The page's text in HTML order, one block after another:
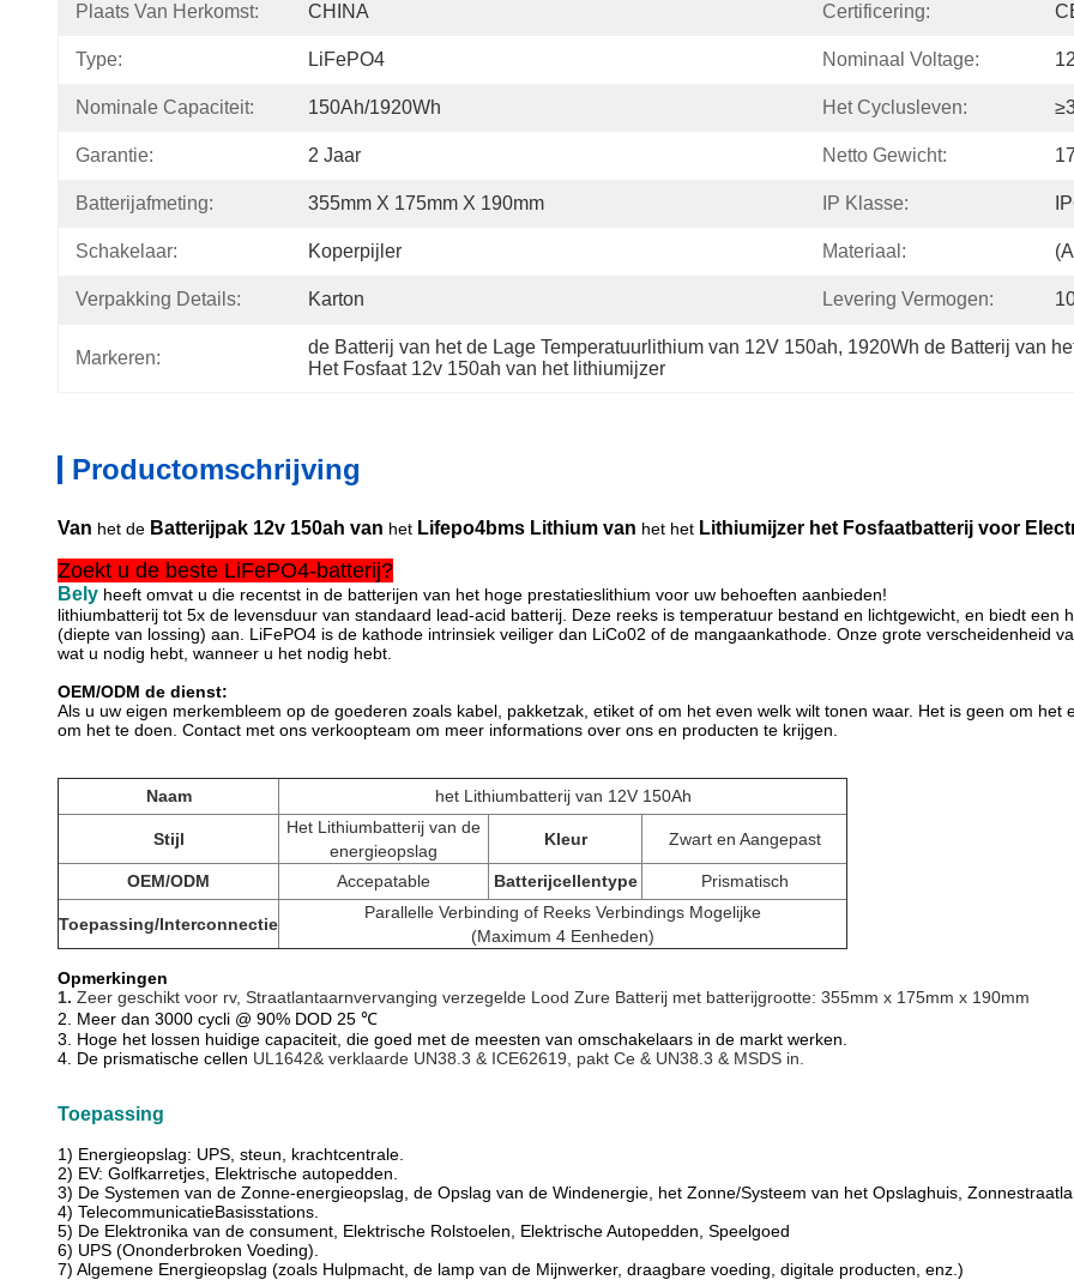
Plaats Van Herkomst: CHINA Certificering:
Type: LiFePO4 Nominaal Voltage:
Nominale Capaciteit: 150Ah/1920Wh Het Cyclusleven:
Garantie: 2 Jaar Netto Gewicht:
Batterijafmeting: 355mm X 175mm X 190mm IP Klasse:
Schakelaar: Koperpijler Materiaal:
Verpakking Details: Karton Levering Vermogen:
Markeren:
de Batterij van het de Lage Temperatuurlithium van 12V 150ah, 1920Wh de Batterij van
Het Fosfaat 12v 150ah van het lithiumijzer
Productomschrijving
Van het de Batterijpak 12v 150ah van het Lifepo4bms Lithium van het het Lithiumijzer het Fosfaatbatterij voor
Zoekt u de beste LiFePO4-batterij?
Bely heeft omvat u die recentst in de batterijen van het hoge prestatieslithium voor uw behoeften aanbieden!
lithiumbatterij tot 5x de levensduur van standaard lead-acid batterij. Deze reeks is temperatuur bestand en lichtgewicht, en biedt een
(diepte van lossing) aan. LiFePO4 is de kathode intrinsiek veiliger dan LiCo02 of de mangaankathode. Onze grote verscheidenheid
wat u nodig hebt, wanneer u het nodig hebt.
OEM/ODM de dienst:
Als u uw eigen merkembleem op de goederen zoals kabel, pakketzak, etiket of om het even welk wilt tonen waar. Het is geen om
om het te doen. Contact met ons verkoopteam om meer informations over ons en producten te krijgen.
Naam het Lithiumbatterij van 12V 150Ah
Stijl
Het Lithiumbatterij van de
energieopslag
Kleur Zwart en Aangepast
OEM/ODM Accepatable Batterijcellentype Prismatisch
Toepassing/Interconnectie
Parallelle Verbinding of Reeks Verbindings Mogelijke
(Maximum 4 Eenheden)
Opmerkingen
1. Zeer geschikt voor rv, Straatlantaarnvervanging verzegelde Lood Zure Batterij met batterijgrootte: 355mm x 175mm x 190mm
2. Meer dan 3000 cycli @ 90% DOD 25 ℃
3. Hoge het lossen huidige capaciteit, die goed met de meesten van omschakelaars in de markt werken.
4. De prismatische cellen UL1642& verklaarde UN38.3 & ICE62619, pakt Ce & UN38.3 & MSDS in.
Toepassing
1) Energieopslag: UPS, steun, krachtcentrale.
2) EV: Golfkarretjes, Elektrische autopedden.
3) De Systemen van de Zonne-energieopslag, de Opslag van de Windenergie, het Zonne/Systeem van het Opslaghuis,
4) TelecommunicatieBasisstations.
5) De Elektronika van de consument, Elektrische Rolstoelen, Elektrische Autopedden, Speelgoed
6) UPS (Ononderbroken Voeding).
7) Algemene Energieopslag (zoals Hulpmacht, de lamp van de Mijnwerker, draagbare voeding, digitale producten, enz.)